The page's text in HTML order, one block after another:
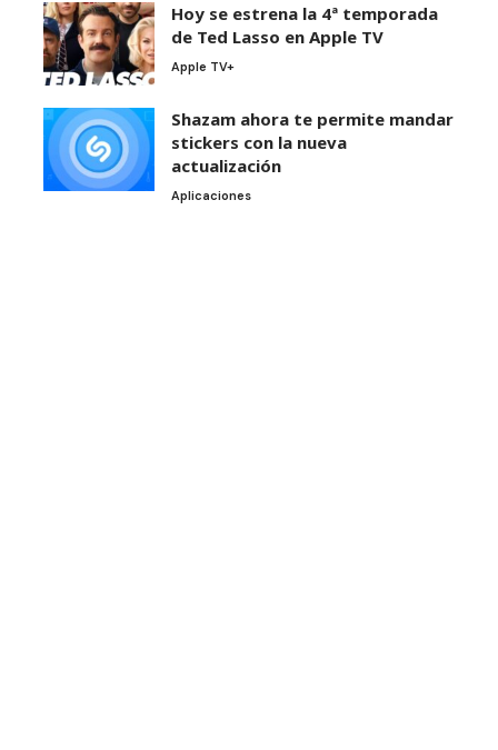
Hoy se estrena la 4ª temporada
de Ted Lasso en Apple TV
Apple TV+
Shazam ahora te permite mandar
stickers con la nueva
actualización
Aplicaciones